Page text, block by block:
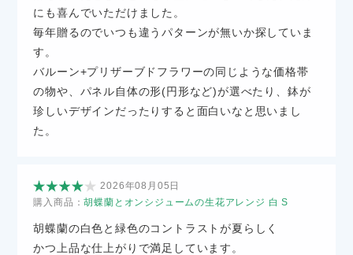
にも喜んでいただけました。
毎年贈るのでいつも違うパターンが無いか探していま
す。
バルーン+プリザーブドフラワーの同じような価格帯
の物や、パネル自体の形(円形など)が選べたり、鉢が
珍しいデザインだったりすると面白いなと思いまし
た。
2026年08月05日
購入商品：胡蝶蘭とオンシジュームの生花アレンジ 白 S
胡蝶蘭の白色と緑色のコントラストが夏らしく
かつ上品な仕上がりで満足しています。